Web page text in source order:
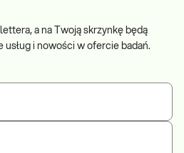
a na Twoją skrzynkę będą
i nowości w ofercie badań.